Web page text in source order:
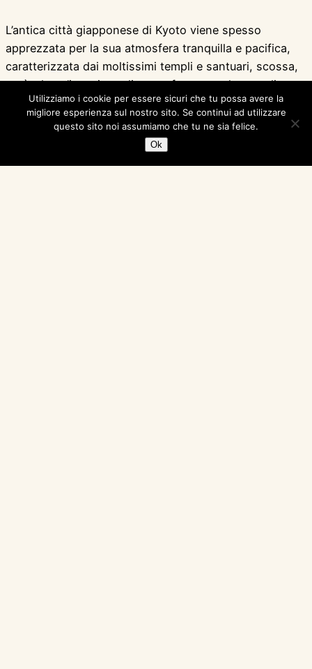
L’antica città giapponese di Kyoto viene spesso
apprezzata per la sua atmosfera tranquilla e pacifica,
caratterizzata dai moltissimi templi e santuari, scossa,
però, da un’invasione di gente festosa nel mese di
luglio, in occasione del Gion Festival (Gion Matsuri),
uno dei tre più importanti di tutto il Giappone insieme
allo “Aoi Matsuri” e “Jidai Matsuri”. Questo…
Utilizziamo i cookie per essere sicuri che tu possa avere la
migliore esperienza sul nostro sito. Se continui ad utilizzare
questo sito noi assumiamo che tu ne sia felice.
Ok